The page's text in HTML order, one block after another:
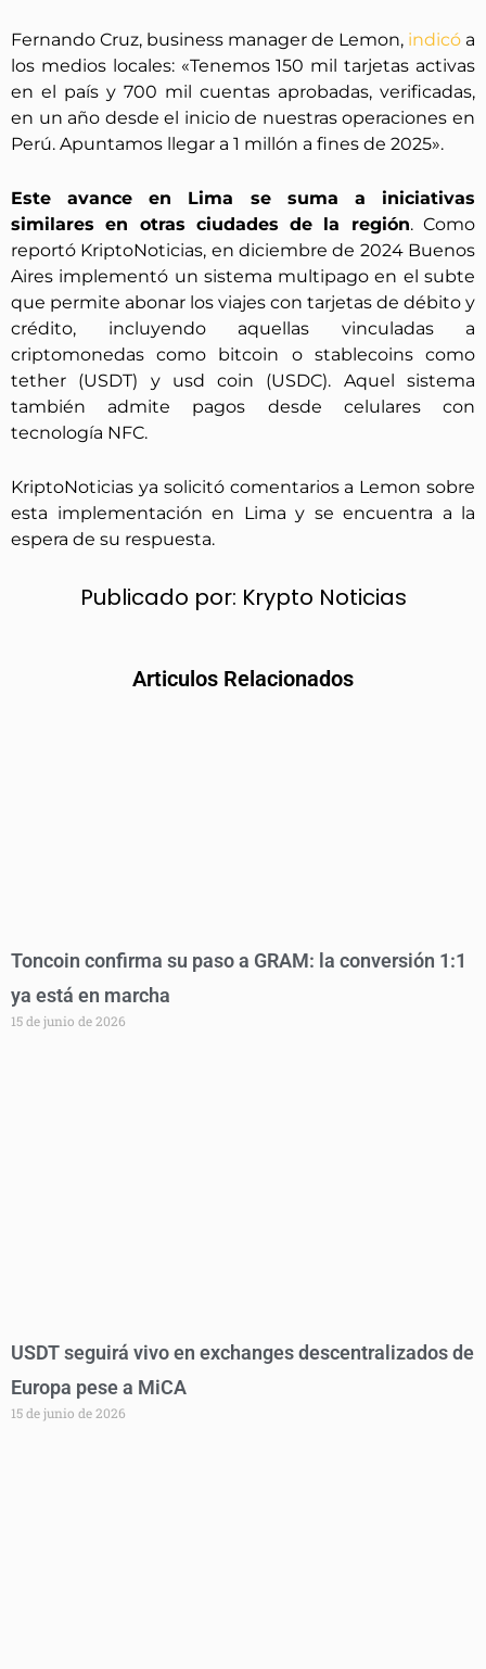
Fernando Cruz, business manager de Lemon, indicó a
los medios locales: «Tenemos 150 mil tarjetas activas
en el país y 700 mil cuentas aprobadas, verificadas,
en un año desde el inicio de nuestras operaciones en
Perú. Apuntamos llegar a 1 millón a fines de 2025».
Este avance en Lima se suma a iniciativas
similares en otras ciudades de la región. Como
reportó KriptoNoticias, en diciembre de 2024 Buenos
Aires implementó un sistema multipago en el subte
que permite abonar los viajes con tarjetas de débito y
crédito, incluyendo aquellas vinculadas a
criptomonedas como bitcoin o stablecoins como
tether (USDT) y usd coin (USDC). Aquel sistema
también admite pagos desde celulares con
tecnología NFC.
KriptoNoticias ya solicitó comentarios a Lemon sobre
esta implementación en Lima y se encuentra a la
espera de su respuesta.
Publicado por: Krypto Noticias
Articulos Relacionados
Toncoin confirma su paso a GRAM: la conversión 1:1
ya está en marcha
15 de junio de 2026
USDT seguirá vivo en exchanges descentralizados de
Europa pese a MiCA
15 de junio de 2026